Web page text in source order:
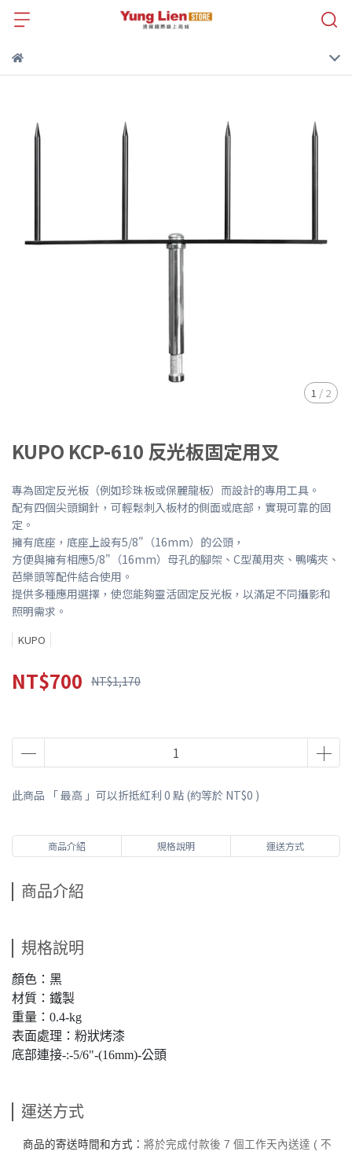
1 / 2
KUPO KCP-610 反光板固定用叉
專為固定反光板（例如珍珠板或保麗龍板）而設計的專用工具。
配有四個尖頭鋼針，可輕鬆刺入板材的側面或底部，實現可靠的固
定。
擁有底座，底座上設有5/8"（16mm）的公頭，
方便與擁有相應5/8"（16mm）母孔的腳架、C型萬用夾、鴨嘴夾、
芭樂頭等配件結合使用。
提供多種應用選擇，使您能夠靈活固定反光板，以滿足不同攝影和
照明需求。
KUPO
NT$700 NT$1,170
此商品 「 最高 」可以折抵紅利 0 點 (約等於 NT$0 )
商品介紹 規格說明 運送方式
商品介紹
規格說明
顏色：黑
材質：鐵製
重量：0.4-kg
表面處理：粉狀烤漆
底部連接-:-5/6"-(16mm)-公頭
運送方式
商品的寄送時間和方式： 將於完成付款後 7 個工作天內送達 ( 不